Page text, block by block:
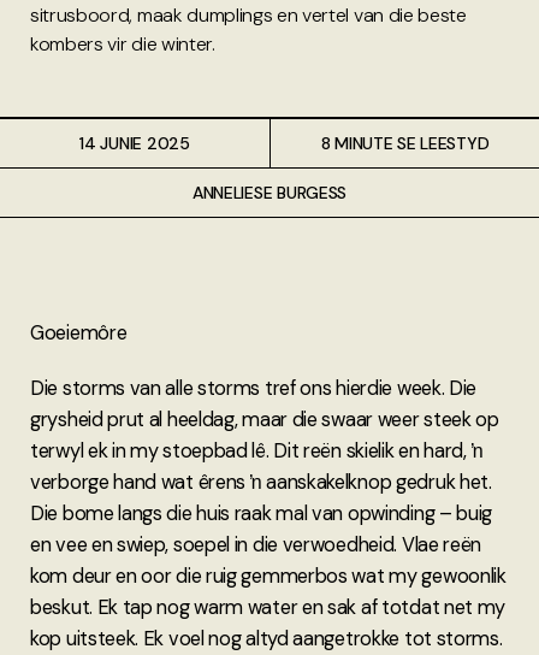
sitrusboord, maak dumplings en vertel van die beste
kombers vir die winter.
14 JUNIE 2025
ANNELIESE BURGESS
8 MINUTE SE LEESTYD
Goeiemôre
Die storms van alle storms tref ons hierdie week. Die
grysheid prut al heeldag, maar die swaar weer steek op
terwyl ek in my stoepbad lê. Dit reën skielik en hard, ŉ
verborge hand wat êrens ŉ aanskakelknop gedruk het.
Die bome langs die huis raak mal van opwinding – buig
en vee en swiep, soepel in die verwoedheid. Vlae reën
kom deur en oor die ruig gemmerbos wat my gewoonlik
beskut. Ek tap nog warm water en sak af totdat net my
kop uitsteek. Ek voel nog altyd aangetrokke tot storms.